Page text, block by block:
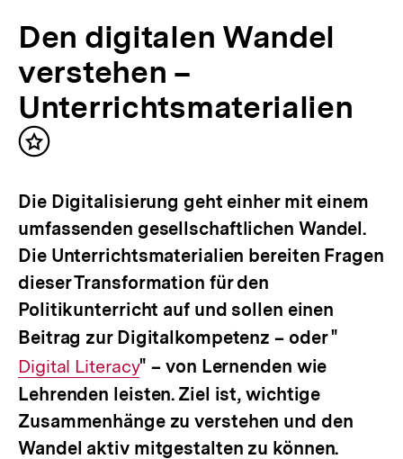
Den digitalen Wandel
verstehen –
Unterrichtsmaterialien
Inhalt
Die Digitalisierung geht einher mit einem
umfassenden gesellschaftlichen Wandel.
Die Unterrichtsmaterialien bereiten Fragen
dieser Transformation für den
Politikunterricht auf und sollen einen
Beitrag zur Digitalkompetenz – oder "
Digital Literacy" – von Lernenden wie
Lehrenden leisten. Ziel ist, wichtige
Zusammenhänge zu verstehen und den
Wandel aktiv mitgestalten zu können.